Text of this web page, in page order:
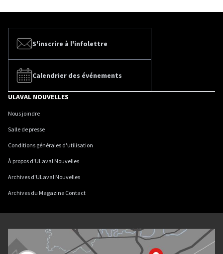
S'inscrire à l'infolettre
Calendrier des événements
ULAVAL NOUVELLES
Nous joindre
Salle de presse
Conditions générales d'utilisation
À propos d'ULaval Nouvelles
Archives d'ULaval Nouvelles
Archives du Magazine Contact